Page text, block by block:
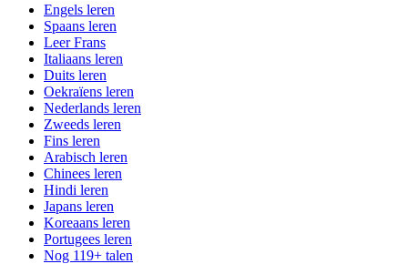
Engels leren
Spaans leren
Leer Frans
Italiaans leren
Duits leren
Oekraïens leren
Nederlands leren
Zweeds leren
Fins leren
Arabisch leren
Chinees leren
Hindi leren
Japans leren
Koreaans leren
Portugees leren
Nog 119+ talen